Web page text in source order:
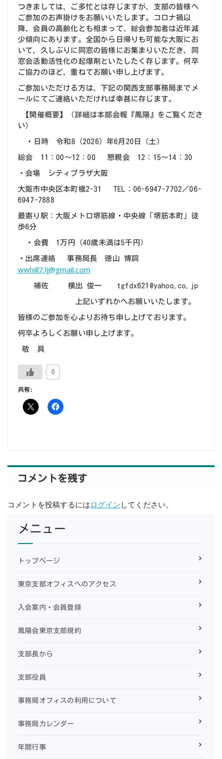
つきましては、ご多忙とは存じますが、支部の皆様へ
ご参加のお声掛けをお願いいたします。コロナ禍以
降、会員の高齢化とも相まって、総会参加者は近年減
少傾向にあります。全国から日帰りも可能な大阪にお
いて、久しぶりに同窓の皆様にお集まりいただき、同
窓会活動活性化の起爆剤といたしたく存じます。何卒
ご協力のほど、重ねてお願い申し上げます。
ご参加いただける方は、下記の関西支部事務局までメ
ールにてご連絡いただければ幸甚に存じます。
【開催概要】（詳細は本部会報『鳳陽』をご覧くださ
い）
・日時 令和8（2026）年6月20日（土）
総会 11：00～12：00 懇親会 12：15～14：30
・会場 シティプラザ大阪
大阪市中央区本町橋2-31 TEL：06-6947-7702／06-
6947-7888
最寄り駅：大阪メトロ堺筋線・中央線「堺筋本町」徒
歩6分
・会費 1万円（40歳未満は5千円）
・出席連絡 事務局長 徳山 博詞
wwhill7.lj@gmail.com
補佐 横出 俊一 tgfdx621@yahoo.co.jp
上記いずれかへお願いいたします。
皆様のご参加を心よりお待ち申し上げております。
何卒よろしくお願い申し上げます。
敬 具
0
共有:
コメントを残す
コメントを投稿するにはログイン してください。
メニュー
トップページ
東京支部オフィスへのアクセス
入会案内・会員登録
鳳陽会東京支部規約
支部長から
支部役員
事務局オフィスの利用について
事務局カレンダー
年間行事